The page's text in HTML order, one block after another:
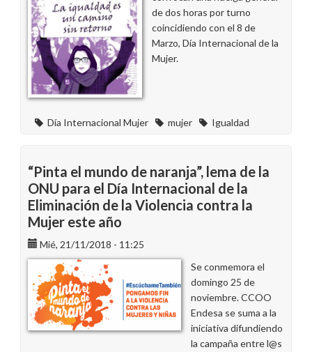
de
Atenciones
Sociales
de
Canarias
de dos horas por turno
coincidiendo con el 8 de
Marzo, Día Internacional de la
Mujer.
Día Internacional Mujer mujer Igualdad
“Pinta el mundo de naranja”, lema de la
ONU para el Día Internacional de la
Eliminación de la Violencia contra la
Mujer este año
Mié, 21/11/2018 - 11:25
Se conmemora el
domingo 25 de
noviembre. CCOO
Endesa se suma a la
iniciativa difundiendo
la campaña entre l@s